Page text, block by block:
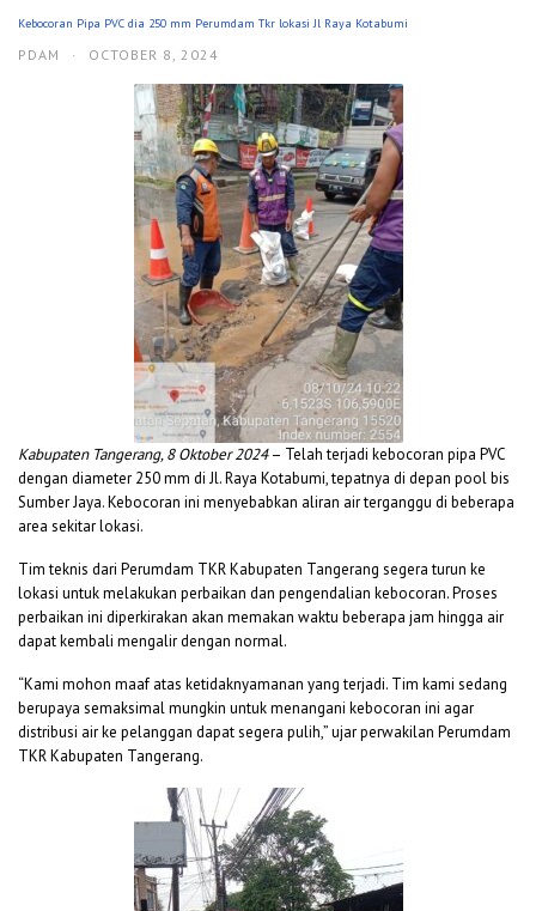
Kebocoran Pipa PVC dia 250 mm Perumdam Tkr lokasi Jl Raya Kotabumi
PDAM · OCTOBER 8, 2024
Kabupaten Tangerang, 8 Oktober 2024– Telah terjadi kebocoran pipa PVC
dengan diameter 250 mm di Jl. Raya Kotabumi, tepatnya di depan pool bis
Sumber Jaya. Kebocoran ini menyebabkan aliran air terganggu di beberapa
area sekitar lokasi.
Tim teknis dari Perumdam TKR Kabupaten Tangerang segera turun ke
lokasi untuk melakukan perbaikan dan pengendalian kebocoran. Proses
perbaikan ini diperkirakan akan memakan waktu beberapa jam hingga air
dapat kembali mengalir dengan normal.
“Kami mohon maaf atas ketidaknyamanan yang terjadi. Tim kami sedang
berupaya semaksimal mungkin untuk menangani kebocoran ini agar
distribusi air ke pelanggan dapat segera pulih,” ujar perwakilan Perumdam
TKR Kabupaten Tangerang.